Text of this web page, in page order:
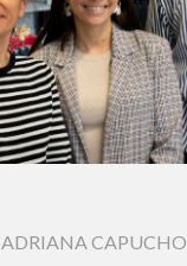
ADRIANA CAPUCHO